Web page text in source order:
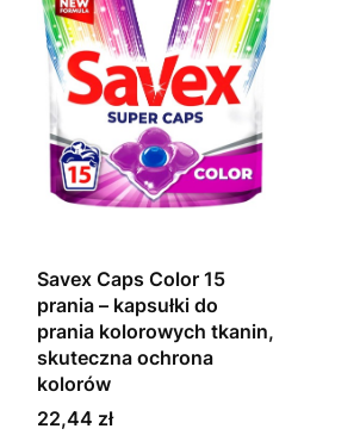
Savex Caps Color 15
prania – kapsułki do
prania kolorowych tkanin,
skuteczna ochrona
kolorów
Cena
22,44 zł